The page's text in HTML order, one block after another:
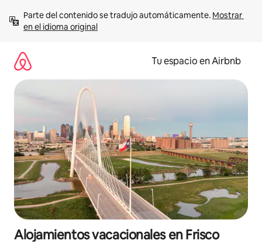
contenido
Parte del contenido se tradujo automáticamente. Mostrar
en el idioma original
Tu espacio en Airbnb
Alojamientos vacacionales en Frisco